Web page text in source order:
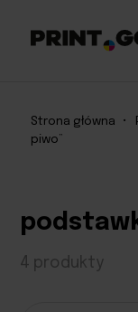
Strona główna •
piwo”
4 produkty